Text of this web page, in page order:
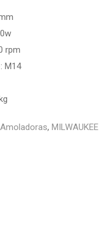
rpm
M14
Amoladoras, MILWAUKEE